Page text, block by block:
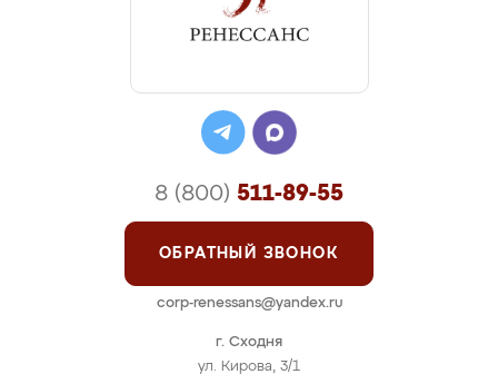
г. Сходня
ул. Кирова, 3/1
8 (800) 511-89-55
ОБРАТНЫЙ ЗВОНОК
corp-renessans@yandex.ru